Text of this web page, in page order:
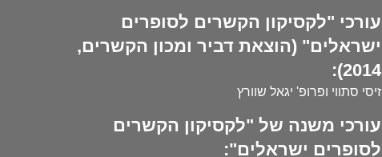
עורכי "לקסיקון הקשרים לסופרים
ישראלים" (הוצאת דביר ומכון הקשרים,
2014):
זיסי סתווי ופרופ' יגאל שוורץ
עורכי משנה של "לקסיקון הקשרים
לסופרים ישראלים":